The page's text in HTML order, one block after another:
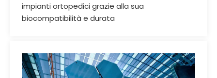
impianti ortopedici grazie alla sua
biocompatibilità e durata